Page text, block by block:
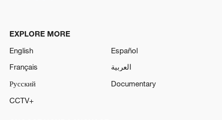
EXPLORE MORE
English
Español
Français
العربية
Русский
Documentary
CCTV+